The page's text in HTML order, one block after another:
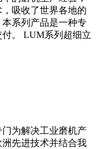
吸收了世界各地的
系列产品是一种专
。 LUM系列超细立
为解决工业磨机产
先进技术并结合我